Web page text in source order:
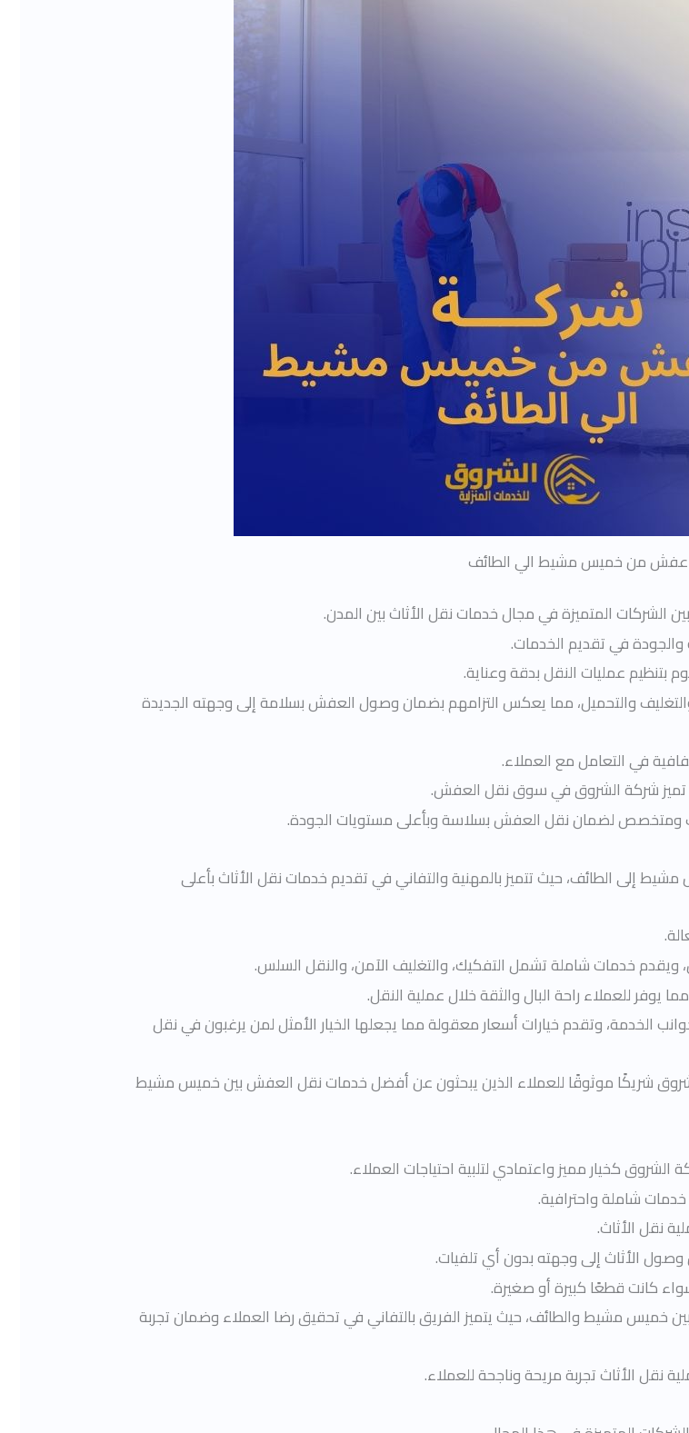
من خميس مشيط الي الطائف
الشركات المتميزة في مجال خدمات نقل الأثاث بين المدن.
في تقديم الخدمات.
بتنظيم عمليات النقل بدقة وعناية.
والتحميل، مما يعكس التزامهم بضمان وصول العفش بسلامة إلى وجهته الجديدة
في التعامل مع العملاء.
تميز شركة الشروق في سوق نقل العفش.
ومتخصص لضمان نقل العفش بسلاسة وبأعلى مستويات الجودة.
الطائف، حيث تتميز بالمهنية والتفاني في تقديم خدمات نقل الأثاث بأعلى
خدمات شاملة تشمل التفكيك، والتغليف الآمن، والنقل السلس.
يوفر للعملاء راحة البال والثقة خلال عملية النقل.
الخدمة، وتقدم خيارات أسعار معقولة مما يجعلها الخيار الأمثل لمن يرغبون في نقل
شريكًا موثوقًا للعملاء الذين يبحثون عن أفضل خدمات نقل العفش بين خميس مشيط
كخيار مميز واعتمادي لتلبية احتياجات العملاء.
شاملة واحترافية.
نقل الأثاث.
الأثاث إلى وجهته بدون أي تلفيات.
كانت قطعًا كبيرة أو صغيرة.
خميس مشيط والطائف، حيث يتميز الفريق بالتفاني في تحقيق رضا العملاء وضمان تجربة
نقل الأثاث تجربة مريحة وناجحة للعملاء.